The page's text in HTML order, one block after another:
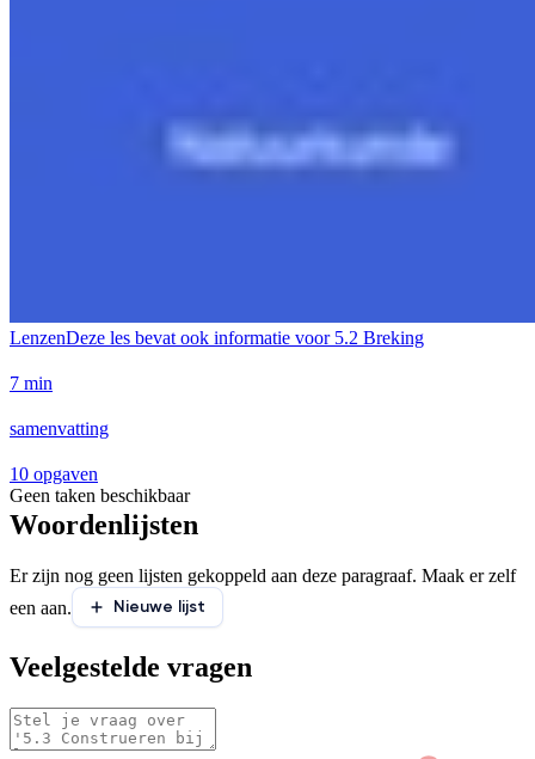
LenzenDeze les bevat ook informatie voor 5.2 Breking
7 min
samenvatting
10 opgaven
Geen taken beschikbaar
Woordenlijsten
Er zijn nog geen lijsten gekoppeld aan deze paragraaf. Maak er zelf
een aan.
Nieuwe lijst
Veelgestelde vragen